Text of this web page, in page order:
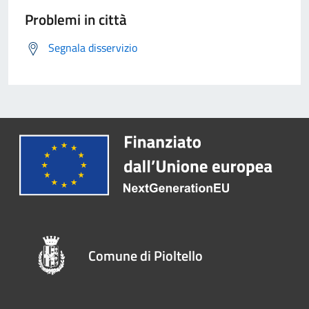
Problemi in città
Segnala disservizio
Comune di Pioltello